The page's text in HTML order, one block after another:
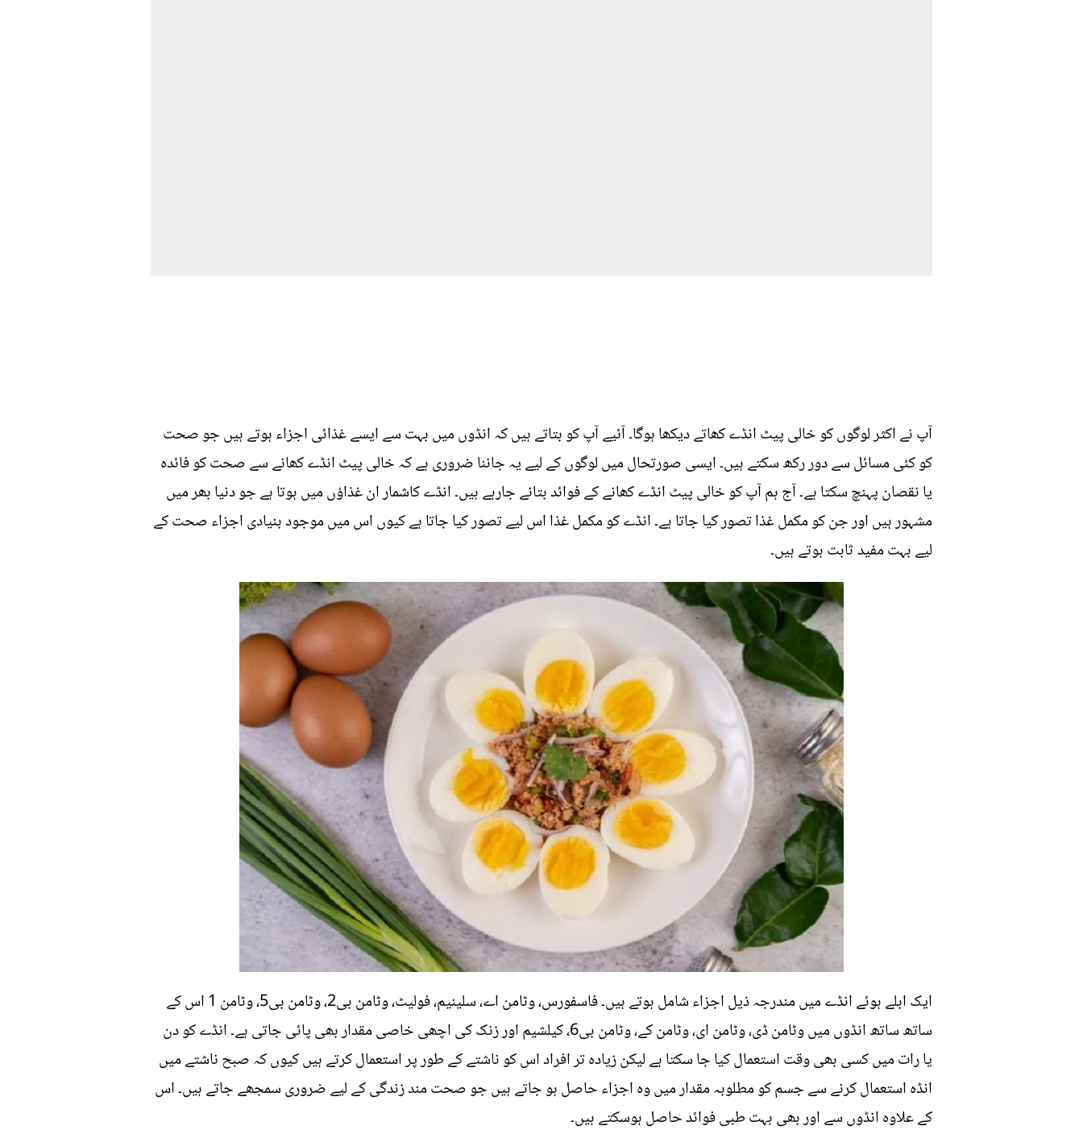
آپ نے اکثر لوگوں کو خالی پیٹ انڈے کھاتے دیکھا ہوگا۔ آئیے آپ کو بتاتے ہیں کہ انڈوں میں بہت سے ایسے غذائی اجزاء ہوتے ہیں جو صحت
کو کئی مسائل سے دور رکھ سکتے ہیں۔ ایسی صورتحال میں لوگوں کے لیے یہ جاننا ضروری ہے کہ خالی پیٹ انڈے کھانے سے صحت کو فائدہ
یا نقصان پہنچ سکتا ہے۔ آج ہم آپ کو خالی پیٹ انڈے کھانے کے فوائد بتانے جارہے ہیں۔ انڈے کاشمار ان غذاؤں میں ہوتا ہے جو دنیا بھر میں
مشہور ہیں اور جن کو مکمل غذا تصور کیا جاتا ہے۔ انڈے کو مکمل غذا اس لیے تصور کیا جاتا ہے کیوں اس میں موجود بنیادی اجزاء صحت کے
لیے بہت مفید ثابت ہوتے ہیں۔
ایک ابلے ہوئے انڈے میں مندرجہ ذیل اجزاء شامل ہوتے ہیں۔ فاسفورس، وٹامن اے، سلینیم، فولیٹ، وٹامن بی2، وٹامن بی5، وٹامن 1 اس کے
ساتھ ساتھ انڈوں میں وٹامن ڈی، وٹامن ای، وٹامن کے، وٹامن بی6، کیلشیم اور زنک کی اچھی خاصی مقدار بھی پائی جاتی ہے۔ انڈے کو دن
یا رات میں کسی بھی وقت استعمال کیا جا سکتا ہے لیکن زیادہ تر افراد اس کو ناشتے کے طور پر استعمال کرتے ہیں کیوں کہ صبح ناشتے میں
انڈہ استعمال کرنے سے جسم کو مطلوبہ مقدار میں وہ اجزاء حاصل ہو جاتے ہیں جو صحت مند زندگی کے لیے ضروری سمجھے جاتے ہیں۔ اس
کے علاوہ انڈوں سے اور بھی بہت طبی فوائد حاصل ہوسکتے ہیں۔